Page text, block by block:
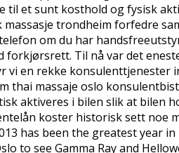
til et sunt kosthold og fysisk
trondheim forfedre
om du har
Til nå var det
vi en rekke
massaje oslo
aktiveres i bilen slik at bilen
koster historisk sett noe
has been the greatest year
to see Gamma Ray and